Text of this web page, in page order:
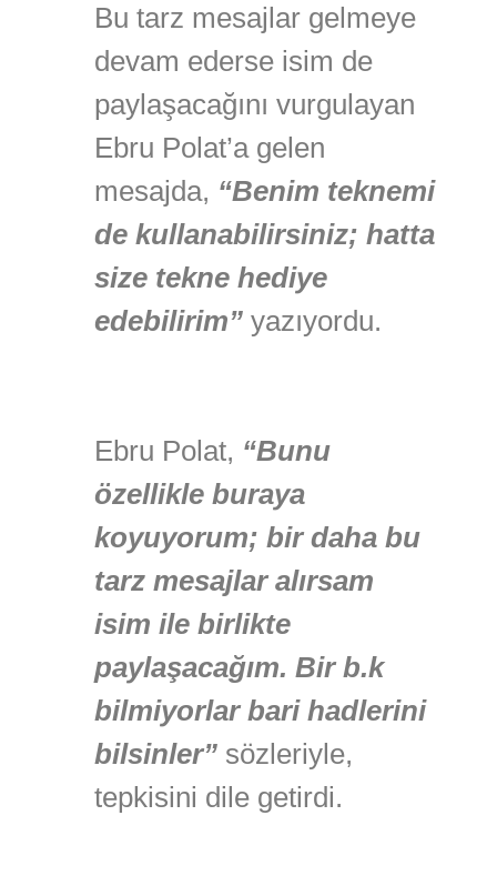
Bu tarz mesajlar gelmeye
devam ederse isim de
paylaşacağını vurgulayan
Ebru Polat’a gelen
mesajda, “Benim teknemi
de kullanabilirsiniz; hatta
size tekne hediye
edebilirim” yazıyordu.
Ebru Polat, “Bunu
özellikle buraya
koyuyorum; bir daha bu
tarz mesajlar alırsam
isim ile birlikte
paylaşacağım. Bir b.k
bilmiyorlar bari hadlerini
bilsinler” sözleriyle,
tepkisini dile getirdi.